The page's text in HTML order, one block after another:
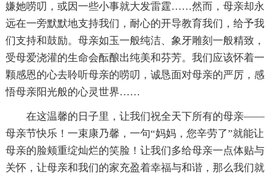
嫌她唠叨，或因一些小事就大发雷霆……然而，母亲却永
远在一旁默默地支持我们，耐心的开导教育我们，给予我
们支持和鼓励。母亲如玉一般纯洁、象牙雕刻一般精致，
受母爱浇灌的生命会酝酿出纯美和芬芳。我们应该怀着一
颗感恩的心去聆听母亲的唠叨，诚恳面对母亲的严厉，感
悟母亲阳光般的心灵世界……
在这温馨的日子里，让我们祝全天下所有的母亲——
母亲节快乐！一束康乃馨，一句“妈妈，您辛劳了”就能让
母亲的脸颊重绽灿烂的笑脸！让我们多给母亲一点体贴与
关怀，让母亲和我们的家充盈着幸福与和谐，那么我们就